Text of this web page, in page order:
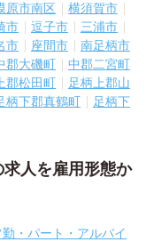
原市南区
横須賀市
市 逗子市
三浦市
市 座間市
南足柄市
郡大磯町
中郡二宮町
郡松田町
足柄上郡山
柄下郡真鶴町
足柄下
人を雇用形態か
・パート・アルバイ